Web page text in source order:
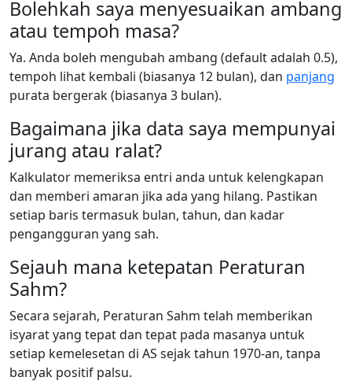
Bolehkah saya menyesuaikan ambang
atau tempoh masa?
Ya. Anda boleh mengubah ambang (default adalah 0.5),
tempoh lihat kembali (biasanya 12 bulan), dan panjang
purata bergerak (biasanya 3 bulan).
Bagaimana jika data saya mempunyai
jurang atau ralat?
Kalkulator memeriksa entri anda untuk kelengkapan
dan memberi amaran jika ada yang hilang. Pastikan
setiap baris termasuk bulan, tahun, dan kadar
pengangguran yang sah.
Sejauh mana ketepatan Peraturan
Sahm?
Secara sejarah, Peraturan Sahm telah memberikan
isyarat yang tepat dan tepat pada masanya untuk
setiap kemelesetan di AS sejak tahun 1970-an, tanpa
banyak positif palsu.